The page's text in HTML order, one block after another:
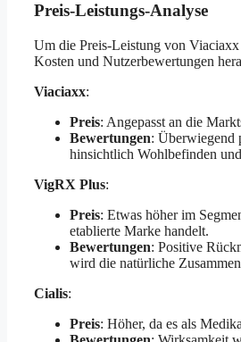
Preis-Leistungs-Analyse
Um die Preis-Leistung von
Kosten und Nutzerbewertungen
Viaciaxx:
Preis: Angepasst an die
Bewertungen: Überwiegend
hinsichtlich Wohlbefinden
VigRX Plus:
Preis: Etwas höher im
etablierte Marke handelt.
Bewertungen: Positive
wird die natürliche
Cialis:
Preis: Höher, da es als